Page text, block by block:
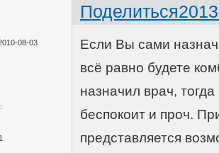
Поделиться
08-03
Если Вы сами
всё равно будете
назначил врач,
беспокоит и проч.
представляется